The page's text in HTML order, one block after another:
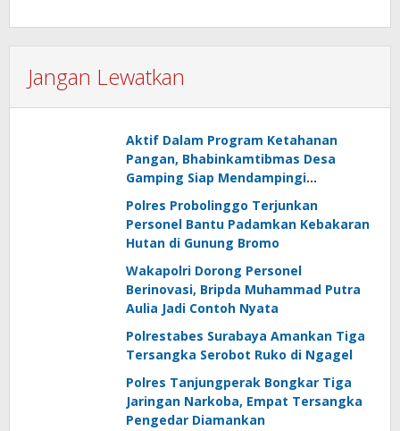
Jangan Lewatkan
Aktif Dalam Program Ketahanan
Pangan, Bhabinkamtibmas Desa
Gamping Siap Mendampingi
Kelompok Tani
Polres Probolinggo Terjunkan
Personel Bantu Padamkan Kebakaran
Hutan di Gunung Bromo
Wakapolri Dorong Personel
Berinovasi, Bripda Muhammad Putra
Aulia Jadi Contoh Nyata
Polrestabes Surabaya Amankan Tiga
Tersangka Serobot Ruko di Ngagel
Polres Tanjungperak Bongkar Tiga
Jaringan Narkoba, Empat Tersangka
Pengedar Diamankan